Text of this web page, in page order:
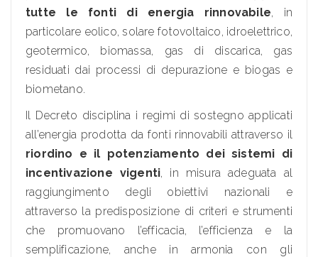
tutte le fonti di energia rinnovabile, in
particolare eolico, solare fotovoltaico, idroelettrico,
geotermico, biomassa, gas di discarica, gas
residuati dai processi di depurazione e biogas e
biometano.
Il Decreto disciplina i regimi di sostegno applicati
all’energia prodotta da fonti rinnovabili attraverso il
riordino e il potenziamento dei sistemi di
incentivazione vigenti, in misura adeguata al
raggiungimento degli obiettivi nazionali e
attraverso la predisposizione di criteri e strumenti
che promuovano l’efficacia, l’efficienza e la
semplificazione, anche in armonia con gli